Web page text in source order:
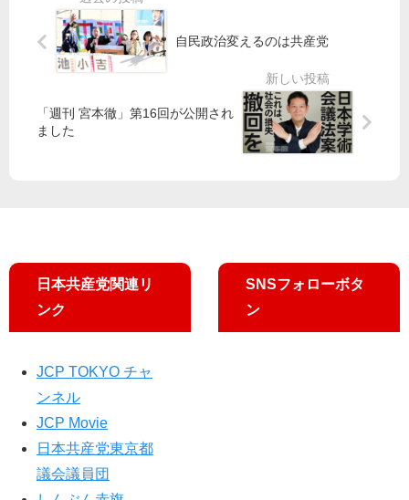
訴
え
躍
進
へ
フ
立
自民政治変えるのは共産党
「週刊 宮本徹」第16回が公開され
ました
日本共産党関連リ
ンク
JCP TOKYO チャ
ンネル
JCP Movie
日本共産党東京都
議会議員団
SNSフォローボタ
ン